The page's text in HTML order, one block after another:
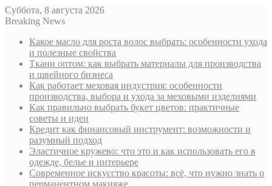
Суббота, 8 августа 2026
Breaking News
Какое масло для роста волос выбрать: особенности ухода
и полезные свойства
Ткани оптом: как выбрать материалы для производства
и швейного бизнеса
Как работает меховая индустрия: особенности
производства, выбора и ухода за меховыми изделиями
Как правильно выбрать букет цветов: практичные
советы и идеи
Кредит как финансовый инструмент: возможности и
разумный подход
Эластичное кружево: что это и как использовать его в
одежде, белье и интерьере
Современное искусство красоты: всё, что нужно знать о
перманентном макияже